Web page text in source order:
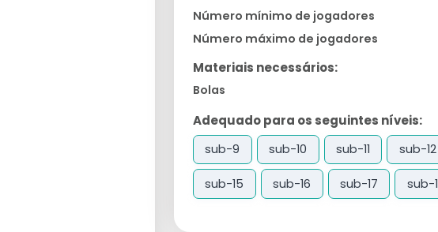
Número mínimo de jogadores
Número máximo de jogadores
Materiais necessários:
Bolas
Adequado para os seguintes níveis:
sub-9 sub-10 sub-11 sub-12
sub-15 sub-16 sub-17 sub-